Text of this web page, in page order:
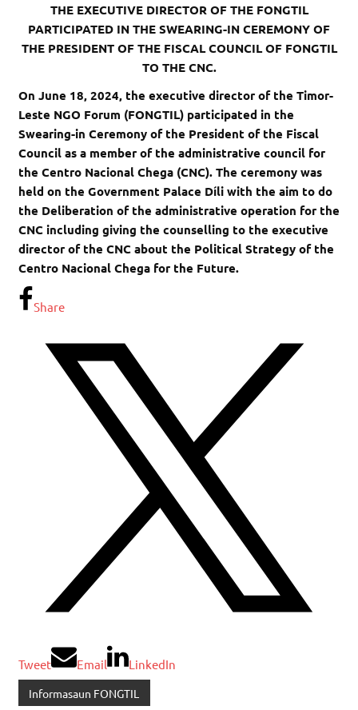
THE EXECUTIVE DIRECTOR OF THE FONGTIL
PARTICIPATED IN THE SWEARING-IN CEREMONY OF
THE PRESIDENT OF THE FISCAL COUNCIL OF FONGTIL
TO THE CNC.
On June 18, 2024, the executive director of the Timor-
Leste NGO Forum (FONGTIL) participated in the
Swearing-in Ceremony of the President of the Fiscal
Council as a member of the administrative council for
the Centro Nacional Chega (CNC). The ceremony was
held on the Government Palace Díli with the aim to do
the Deliberation of the administrative operation for the
CNC including giving the counselling to the executive
director of the CNC about the Political Strategy of the
Centro Nacional Chega for the Future.
Share
Tweet Email LinkedIn
Informasaun FONGTIL